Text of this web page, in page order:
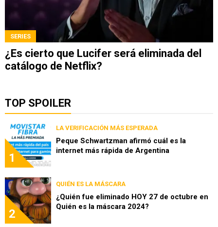
SERIES
¿Es cierto que Lucifer será eliminada del
catálogo de Netflix?
TOP SPOILER
1
LA VERIFICACIÓN MÁS ESPERADA
Peque Schwartzman afirmó cuál es la
internet más rápida de Argentina
2
QUIÉN ES LA MÁSCARA
¿Quién fue eliminado HOY 27 de octubre en
Quién es la máscara 2024?